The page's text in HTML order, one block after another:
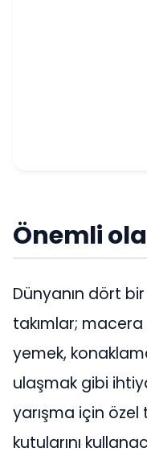
Önemli
Dünyanın dört
takımlar; macera
yemek,
ulaşmak gibi
yarışma için
kutularını